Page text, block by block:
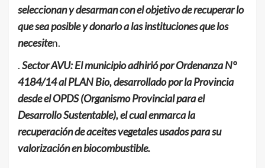
seleccionan y desarman con el objetivo de recuperar lo
que sea posible y donarlo a las instituciones que los
necesiten.
.Sector AVU: El municipio adhirió por Ordenanza N°
4184/14 al PLAN Bio, desarrollado por la Provincia
desde el OPDS (Organismo Provincial para el
Desarrollo Sustentable), el cual enmarca la
recuperación de aceites vegetales usados para su
valorización en biocombustible.